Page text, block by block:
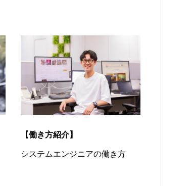
【働き方紹介】
システムエンジニアの働き方